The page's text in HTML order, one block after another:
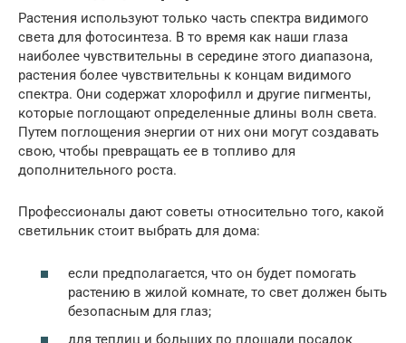
Растения используют только часть спектра видимого
света для фотосинтеза. В то время как наши глаза
наиболее чувствительны в середине этого диапазона,
растения более чувствительны к концам видимого
спектра. Они содержат хлорофилл и другие пигменты,
которые поглощают определенные длины волн света.
Путем поглощения энергии от них они могут создавать
свою, чтобы превращать ее в топливо для
дополнительного роста.
Профессионалы дают советы относительно того, какой
светильник стоит выбрать для дома:
если предполагается, что он будет помогать
растению в жилой комнате, то свет должен быть
безопасным для глаз;
для теплиц и больших по площади посадок